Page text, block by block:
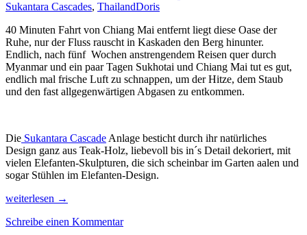
Resort,
Thailand
Sukantara Cascades, ThailandDoris
40 Minuten Fahrt von Chiang Mai entfernt liegt diese Oase der
Ruhe, nur der Fluss rauscht in Kaskaden den Berg hinunter.
Endlich, nach fünf Wochen anstrengendem Reisen quer durch
Myanmar und ein paar Tagen Sukhotai und Chiang Mai tut es gut,
endlich mal frische Luft zu schnappen, um der Hitze, dem Staub
und den fast allgegenwärtigen Abgasen zu entkommen.
Die Sukantara Cascade Anlage besticht durch ihr natürliches
Design ganz aus Teak-Holz, liebevoll bis in´s Detail dekoriert, mit
vielen Elefanten-Skulpturen, die sich scheinbar im Garten aalen und
sogar Stühlen im Elefanten-Design.
Luftkur
Abkühlung
weiterlesen →
Schreibe einen Kommentar